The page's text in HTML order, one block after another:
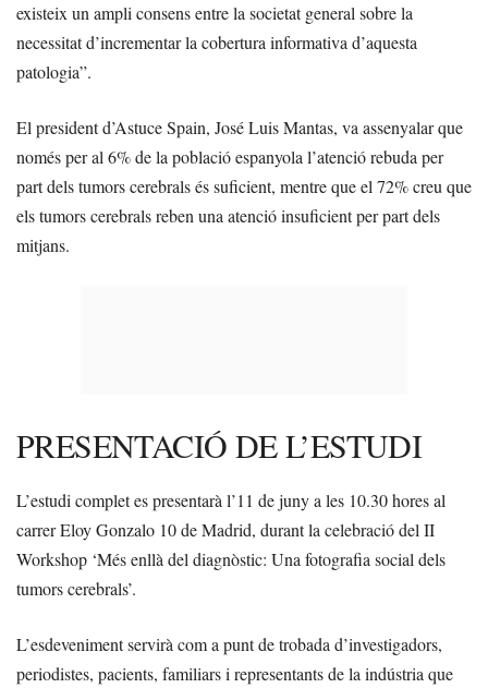
existeix un ampli consens entre la societat general sobre la
necessitat d’incrementar la cobertura informativa d’aquesta
patologia”.
El president d’Astuce Spain, José Luis Mantas, va assenyalar que
només per al 6% de la població espanyola l’atenció rebuda per
part dels tumors cerebrals és suficient, mentre que el 72% creu que
els tumors cerebrals reben una atenció insuficient per part dels
mitjans.
PRESENTACIÓ DE L’ESTUDI
L’estudi complet es presentarà l’11 de juny a les 10.30 hores al
carrer Eloy Gonzalo 10 de Madrid, durant la celebració del II
Workshop ‘Més enllà del diagnòstic: Una fotografia social dels
tumors cerebrals’.
L’esdeveniment servirà com a punt de trobada d’investigadors,
periodistes, pacients, familiars i representants de la indústria que